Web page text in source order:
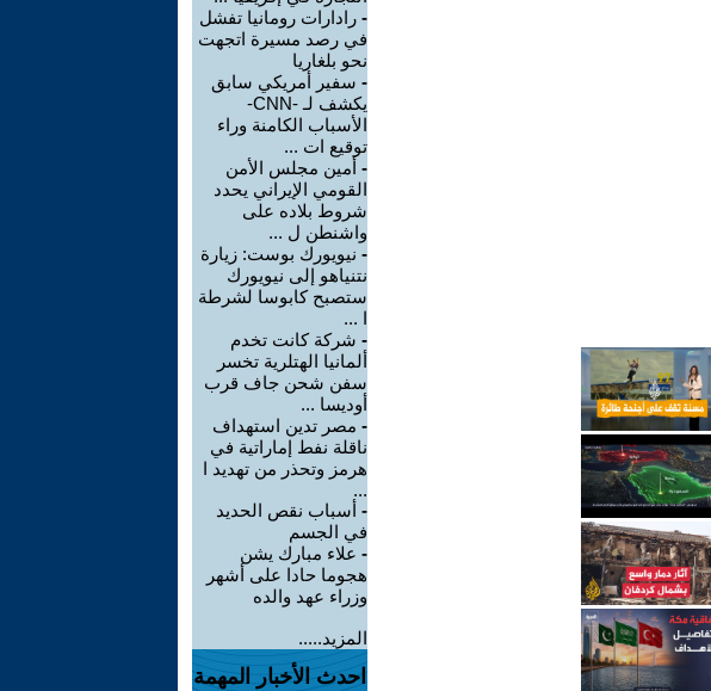
- رادارات رومانيا تفشل
في رصد مسيرة اتجهت
نحو بلغاريا
- سفير أمريكي سابق
يكشف لـ -CNN-
الأسباب الكامنة وراء
توقيع ات ...
- أمين مجلس الأمن
القومي الإيراني يحدد
شروط بلاده على
واشنطن ل ...
- نيويورك بوست: زيارة
نتنياهو إلى نيويورك
ستصبح كابوسا لشرطة
ا ...
- شركة كانت تخدم
ألمانيا الهتلرية تخسر
سفن شحن جاف قرب
أوديسا ...
- مصر تدين استهداف
ناقلة نفط إماراتية في
هرمز وتحذر من تهديد ا
...
- أسباب نقص الحديد
في الجسم
- علاء مبارك يشن
هجوما حادا على أشهر
وزراء عهد والده
المزيد.....
احدث الأخبار المهمة